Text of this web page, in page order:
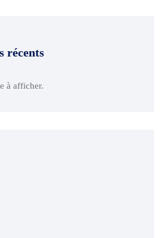
récents
à afficher.